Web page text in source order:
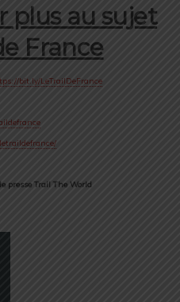
plus au sujet
France
bit.ly/LeTrailDeFrance
presse Trail The World